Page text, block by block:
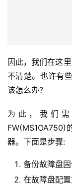
因此，我们在这
不清楚。也许有
该怎么办?
为此，我们需
FW(MS1OA750)
器。下面是步骤:
备份故障盘
在故障盘配